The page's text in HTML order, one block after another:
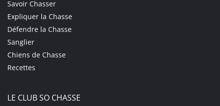
Savoir Chasser
Expliquer la Chasse
Défendre la Chasse
Sanglier
Chiens de Chasse
Recettes
LE CLUB SO CHASSE